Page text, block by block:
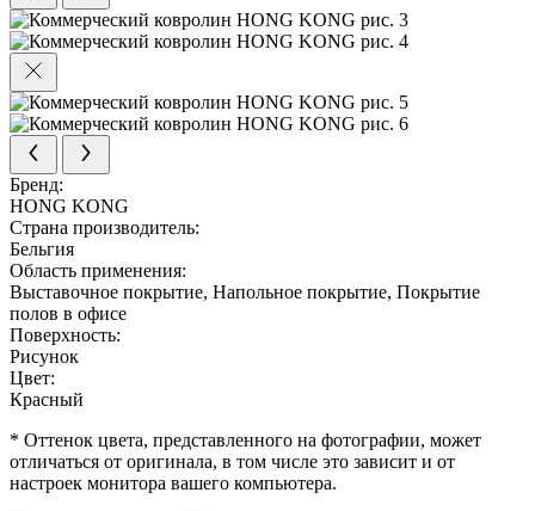
Бренд:
HONG KONG
Страна производитель:
Бельгия
Область применения:
Выставочное покрытие, Напольное покрытие, Покрытие
полов в офисе
Поверхность:
Рисунок
Цвет:
Красный
* Оттенок цвета, представленного на фотографии, может
отличаться от оригинала, в том числе это зависит и от
настроек монитора вашего компьютера.